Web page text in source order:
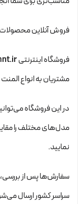
فروش آنلاین محصولات
فروشگاه اینترنتی
مشتریان به انواع
در این فروشگاه
مدل‌های مختلف را
نمایید.
سفارش‌ها پس از بررسی،
سراسر کشور ارسال